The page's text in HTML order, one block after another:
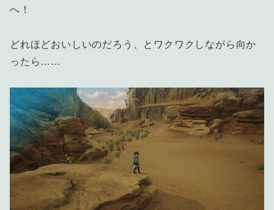
へ！
どれほどおいしいのだろう、とワクワクしながら向か
ったら……